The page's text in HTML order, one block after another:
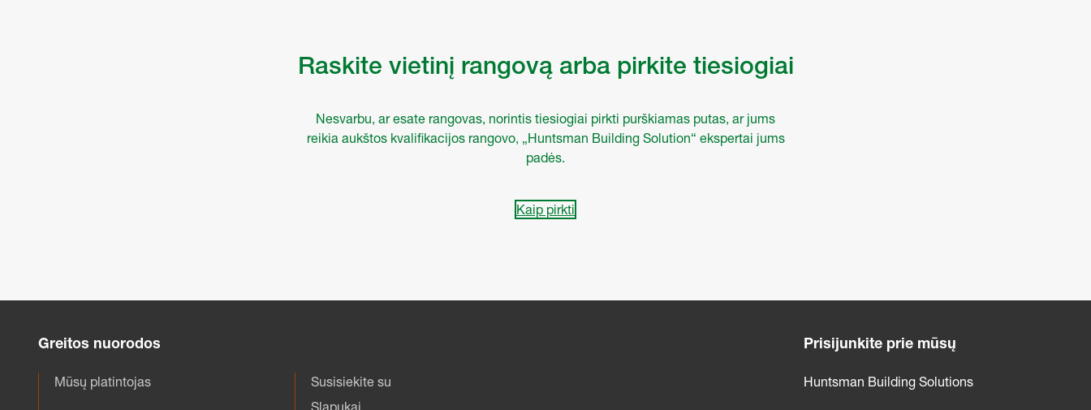
Raskite vietinį rangovą arba pirkite tiesiogiai
Nesvarbu, ar esate rangovas, norintis tiesiogiai pirkti purškiamas putas, ar jums
reikia aukštos kvalifikacijos rangovo, „Huntsman Building Solution“ ekspertai jums
padės.
Kaip pirkti
Greitos nuorodos
Mūsų platintojas
Susisiekite su
Slapukai
Prisijunkite prie mūsų
Huntsman Building Solutions